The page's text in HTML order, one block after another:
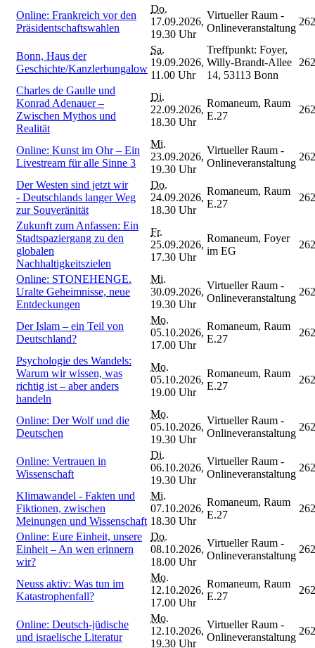
Online: Frankreich vor den
Präsidentschaftswahlen
Do.
17.09.2026,
19.30 Uhr
Virtueller Raum -
Onlineveranstaltung
Bonn, Haus der
Geschichte/Kanzlerbungalow
Sa.
19.09.2026,
11.00 Uhr
Treffpunkt: Foyer,
Willy-Brandt-Allee
14, 53113 Bonn
Charles de Gaulle und
Konrad Adenauer –
Zwischen Mythos und
Realität
Di.
22.09.2026,
18.30 Uhr
Romaneum, Raum
E.27
Online: Kunst im Ohr – Ein
Livestream für alle Sinne 3
Mi.
23.09.2026,
19.30 Uhr
Virtueller Raum -
Onlineveranstaltung
Der Westen sind jetzt wir
- Deutschlands langer Weg
zur Souveränität
Do.
24.09.2026,
18.30 Uhr
Romaneum, Raum
E.27
Zukunft zum Anfassen: Ein
Stadtspaziergang zu den
globalen
Nachhaltigkeitszielen
Fr.
25.09.2026,
17.30 Uhr
Romaneum, Foyer
im EG
Online: STONEHENGE.
Uralte Geheimnisse, neue
Entdeckungen
Mi.
30.09.2026,
19.30 Uhr
Virtueller Raum -
Onlineveranstaltung
Der Islam – ein Teil von
Deutschland?
Mo.
05.10.2026,
17.00 Uhr
Romaneum, Raum
E.27
Psychologie des Wandels:
Warum wir wissen, was
richtig ist – aber anders
handeln
Mo.
05.10.2026,
19.00 Uhr
Romaneum, Raum
E.27
Online: Der Wolf und die
Deutschen
Mo.
05.10.2026,
19.30 Uhr
Virtueller Raum -
Onlineveranstaltung
Online: Vertrauen in
Wissenschaft
Di.
06.10.2026,
19.30 Uhr
Virtueller Raum -
Onlineveranstaltung
Klimawandel - Fakten und
Fiktionen, zwischen
Meinungen und Wissenschaft
Mi.
07.10.2026,
18.30 Uhr
Romaneum, Raum
E.27
Online: Eure Einheit, unsere
Einheit – An wen erinnern
wir?
Do.
08.10.2026,
18.00 Uhr
Virtueller Raum -
Onlineveranstaltung
Neuss aktiv: Was tun im
Katastrophenfall?
Mo.
12.10.2026,
17.00 Uhr
Romaneum, Raum
E.27
Online: Deutsch-jüdische
und israelische Literatur
Mo.
12.10.2026,
19.30 Uhr
Virtueller Raum -
Onlineveranstaltung